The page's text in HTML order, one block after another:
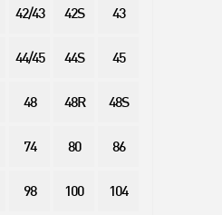
42/43 42S 43
44/45 44S 45
48 48R 48S
74 80 86
98 100 104